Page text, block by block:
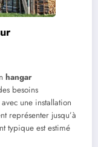
hangar
besoins
une installation
représenter jusqu’à
typique est estimé